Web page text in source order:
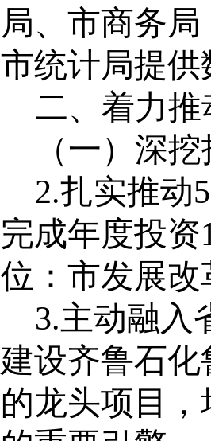
局、市商务
市统计局提供
二、 着力推
（一） 深挖
2.扎实推动
完成年度投资
位：市发展改
3.主动融入
建设齐鲁石
的龙头项目